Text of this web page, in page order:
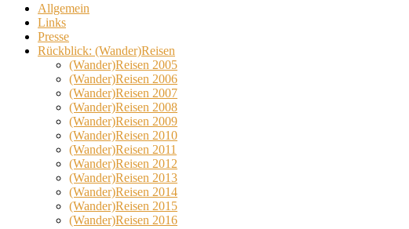
Allgemein
Links
Presse
Rückblick: (Wander)Reisen
(Wander)Reisen 2005
(Wander)Reisen 2006
(Wander)Reisen 2007
(Wander)Reisen 2008
(Wander)Reisen 2009
(Wander)Reisen 2010
(Wander)Reisen 2011
(Wander)Reisen 2012
(Wander)Reisen 2013
(Wander)Reisen 2014
(Wander)Reisen 2015
(Wander)Reisen 2016